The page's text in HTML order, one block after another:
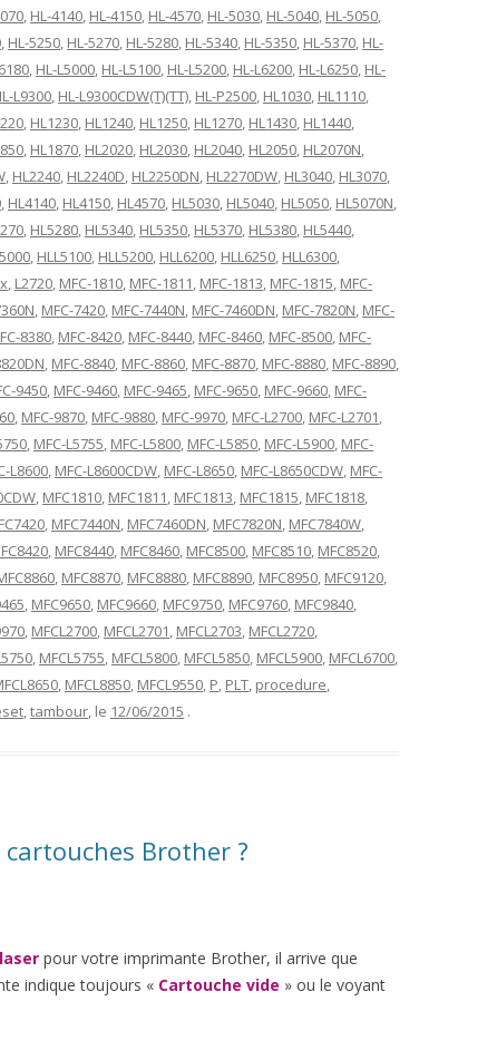
, HL-4140, HL-4150, HL-4570, HL-5030, HL-5040, HL-5050,
, HL-5250, HL-5270, HL-5280, HL-5340, HL-5350, HL-5370, HL-
, HL-L5000, HL-L5100, HL-L5200, HL-L6200, HL-L6250, HL-
L9300, HL-L9300CDW(T)(TT), HL-P2500, HL1030, HL1110,
, HL1230, HL1240, HL1250, HL1270, HL1430, HL1440,
, HL1870, HL2020, HL2030, HL2040, HL2050, HL2070N,
, HL2240, HL2240D, HL2250DN, HL2270DW, HL3040, HL3070,
, HL4140, HL4150, HL4570, HL5030, HL5040, HL5050, HL5070N,
, HL5280, HL5340, HL5350, HL5370, HL5380, HL5440,
, HLL5100, HLL5200, HLL6200, HLL6250, HLL6300,
, L2720, MFC-1810, MFC-1811, MFC-1813, MFC-1815, MFC-
, MFC-7420, MFC-7440N, MFC-7460DN, MFC-7820N, MFC-
8380, MFC-8420, MFC-8440, MFC-8460, MFC-8500, MFC-
, MFC-8840, MFC-8860, MFC-8870, MFC-8880, MFC-8890,
9450, MFC-9460, MFC-9465, MFC-9650, MFC-9660, MFC-
, MFC-9870, MFC-9880, MFC-9970, MFC-L2700, MFC-L2701,
, MFC-L5755, MFC-L5800, MFC-L5850, MFC-L5900, MFC-
L8600, MFC-L8600CDW, MFC-L8650, MFC-L8650CDW, MFC-
, MFC1810, MFC1811, MFC1813, MFC1815, MFC1818,
, MFC7440N, MFC7460DN, MFC7820N, MFC7840W,
, MFC8440, MFC8460, MFC8500, MFC8510, MFC8520,
, MFC8870, MFC8880, MFC8890, MFC8950, MFC9120,
, MFC9650, MFC9660, MFC9750, MFC9760, MFC9840,
, MFCL2700, MFCL2701, MFCL2703, MFCL2720,
, MFCL5755, MFCL5800, MFCL5850, MFCL5900, MFCL6700,
, MFCL8850, MFCL9550, P, PLT, procedure,
,tambour, le 12/06/2015 .
Brother ?
pour votre imprimante Brother, il arrive que
indique toujours « Cartouche vide » ou le voyant